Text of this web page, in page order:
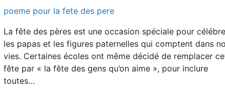
poeme pour la fete des pere
La fête des pères est une occasion spéciale pour
les papas et les figures paternelles qui comptent dans
vies. Certaines écoles ont même décidé de remplacer
fête par « la fête des gens qu’on aime », pour inclure
toutes…